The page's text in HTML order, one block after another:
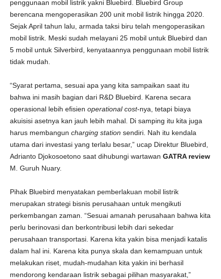
penggunaan mobil listrik yakni Bluebird. Bluebird Group
berencana mengoperasikan 200 unit mobil listrik hingga 2020.
Sejak April tahun lalu, armada taksi biru telah mengoperasikan
mobil listrik. Meski sudah melayani 25 mobil untuk Bluebird dan
5 mobil untuk Silverbird, kenyataannya penggunaan mobil listrik
tidak mudah.
“Syarat pertama, sesuai apa yang kita sampaikan saat itu
bahwa ini masih bagian dari R&D Bluebird. Karena secara
operasional lebih efisien operational cost-nya, tetapi biaya
akuisisi asetnya kan jauh lebih mahal. Di samping itu kita juga
harus membangun charging station sendiri. Nah itu kendala
utama dari investasi yang terlalu besar,” ucap Direktur Bluebird,
Adrianto Djokosoetono saat dihubungi wartawan GATRA review
M. Guruh Nuary.
Pihak Bluebird menyatakan pemberlakuan mobil listrik
merupakan strategi bisnis perusahaan untuk mengikuti
perkembangan zaman. “Sesuai amanah perusahaan bahwa kita
perlu berinovasi dan berkontribusi lebih dari sekedar
perusahaan transportasi. Karena kita yakin bisa menjadi katalis
dalam hal ini. Karena kita punya skala dan kemampuan untuk
melakukan riset, mudah-mudahan kita yakin ini berhasil
mendorong kendaraan listrik sebagai pilihan masyarakat,”